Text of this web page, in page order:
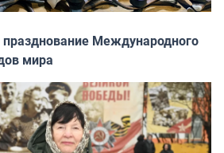
празднование Международного
мира